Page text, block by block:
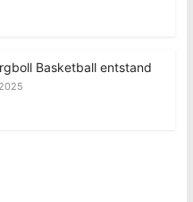
Basketball entstand